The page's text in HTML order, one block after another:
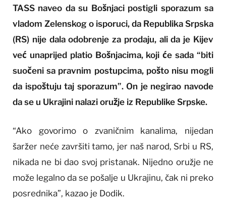
TASS naveo da su Bošnjaci postigli sporazum sa
vladom Zelenskog o isporuci, da Republika Srpska
(RS) nije dala odobrenje za prodaju, ali da je Kijev
već unaprijed platio Bošnjacima, koji će sada “biti
suočeni sa pravnim postupcima, pošto nisu mogli
da ispoštuju taj sporazum”. On je negirao navode
da se u Ukrajini nalazi oružje iz Republike Srpske.
“Ako govorimo o zvaničnim kanalima, nijedan
šaržer neće završiti tamo, jer naš narod, Srbi u RS,
nikada ne bi dao svoj pristanak. Nijedno oružje ne
može legalno da se pošalje u Ukrajinu, čak ni preko
posrednika”, kazao je Dodik.